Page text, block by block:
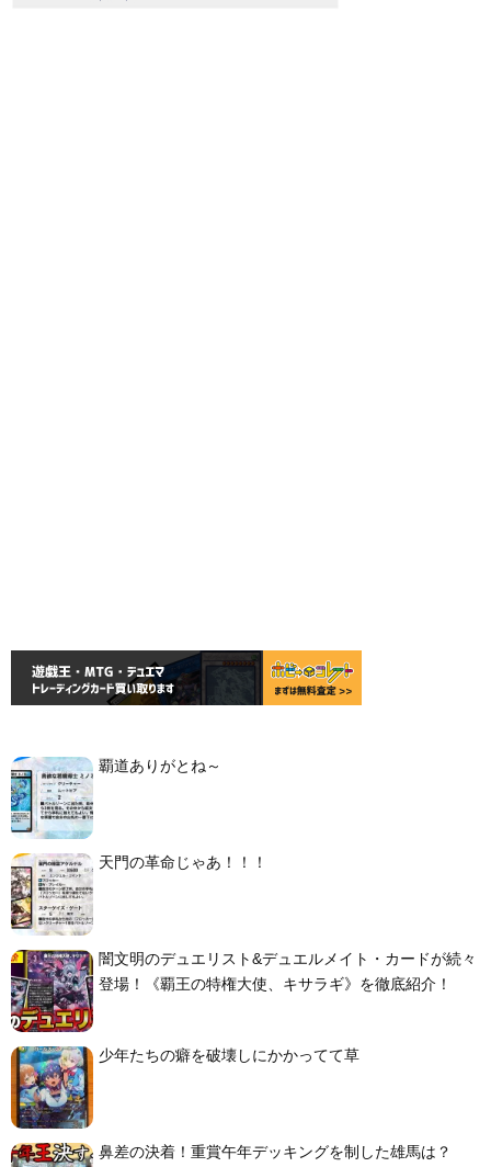
覇道ありがとね～
天門の革命じゃあ！！！
闇文明のデュエリスト&デュエルメイト・カードが続々
登場！《覇王の特権大使、キサラギ》を徹底紹介！
少年たちの癖を破壊しにかかってて草
鼻差の決着！重賞午年デッキングを制した雄馬は？